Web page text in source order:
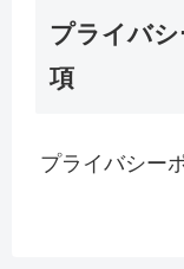
プライバ
項
プライバシー